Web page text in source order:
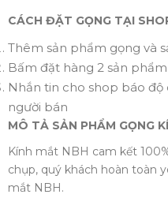
CÁCH ĐẶT GỌNG TẠI
Thêm sản phẩm gọng và
Bấm đặt hàng 2 sản phẩm
Nhắn tin cho shop báo
người bán
MÔ TẢ SẢN PHẨM GỌNG
Kính mắt NBH cam kết
chụp, quý khách hoàn toàn
mắt NBH.